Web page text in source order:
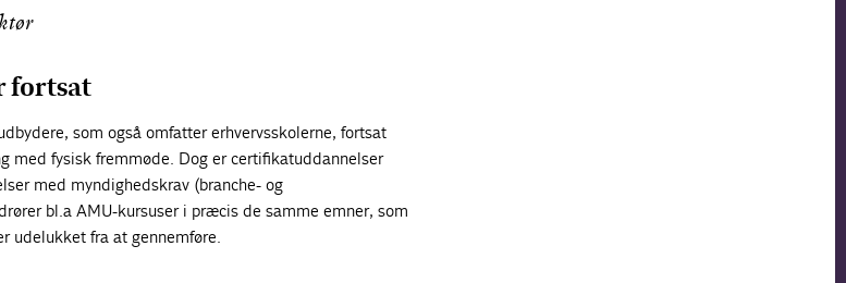
fortsat
som også omfatter erhvervsskolerne, fortsat
med fysisk fremmøde. Dog er certifikatuddannelser
med myndighedskrav (branche- og
bl.a AMU-kursuser i præcis de samme emner, som
udelukket fra at gennemføre.